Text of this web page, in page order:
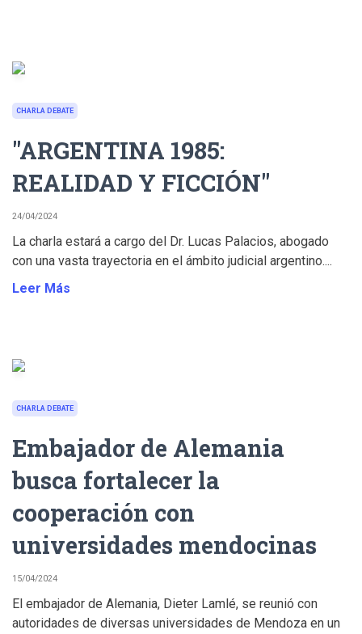
CHARLA DEBATE
"ARGENTINA 1985:
REALIDAD Y FICCIÓN"
24/04/2024
La charla estará a cargo del Dr. Lucas Palacios, abogado
con una vasta trayectoria en el ámbito judicial argentino....
Leer Más
CHARLA DEBATE
Embajador de Alemania
busca fortalecer la
cooperación con
universidades mendocinas
15/04/2024
El embajador de Alemania, Dieter Lamlé, se reunió con
autoridades de diversas universidades de Mendoza en un